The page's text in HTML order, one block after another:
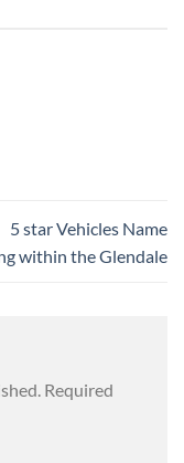
5 star Vehicles Name
within the Glendale
Required